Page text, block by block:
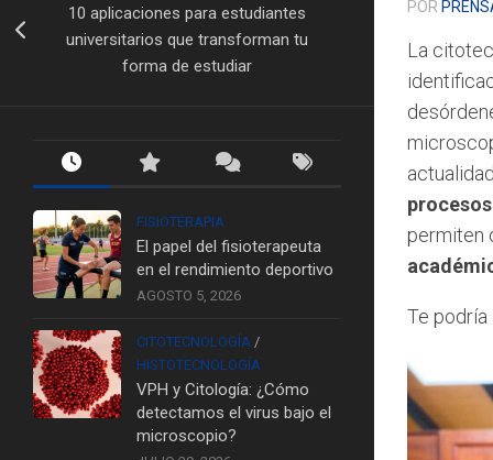
POR
La
permiten
Te
10 aplicaciones para estudiantes
universitarios que transforman tu
forma de estudiar
FISIOTERAPIA
El papel del fisioterapeuta
en el rendimiento deportivo
AGOSTO 5, 2026
CITOTECNOLOGÍA /
HISTOTECNOLOGÍA
VPH y Citología: ¿Cómo
detectamos el virus bajo el
microscopio?